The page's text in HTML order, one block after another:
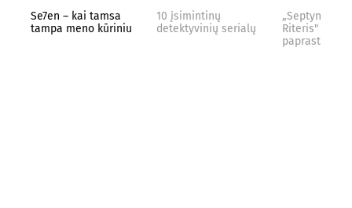
Se7en – kai tamsa
tampa meno kūriniu
10 įsimintinų
detektyvinių serialų
„Septynių
Riteris" – kai
paprastumas